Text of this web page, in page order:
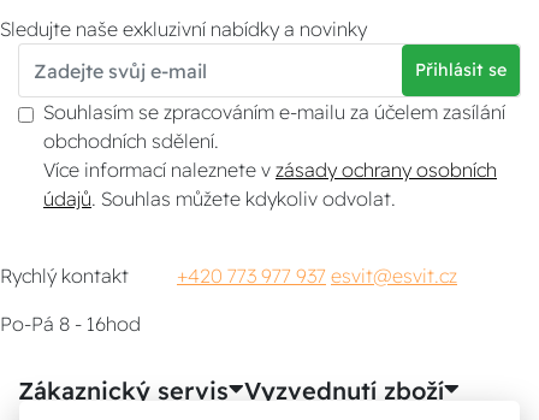
Sledujte naše exkluzivní nabídky a novinky
Přihlásit se
Souhlasím se zpracováním e-mailu za účelem zasílání
obchodních sdělení.
Více informací naleznete v zásady ochrany osobních
údajů . Souhlas můžete kdykoliv odvolat.
Rychlý kontakt +420 773 977 937 esvit@esvit.cz
Po-Pá 8 - 16hod
Zákaznický servis Vyzvednutí zboží